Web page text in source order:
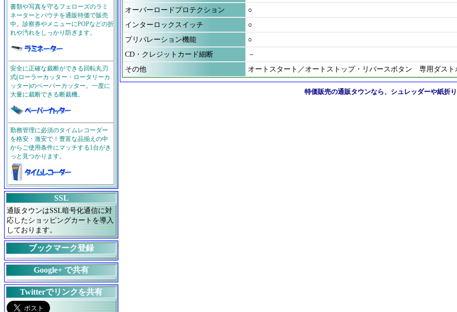
オーバーロードプロテクション
○
インターロックスイッチ
○
プリパレーション機能
○
CD・クレジットカード細断
－
その他
オートスタート／オートストップ・リバースボタン 専用ダスト
書類や写真を守るフェローズのラミ
ネーターとパウチを通販特価で販売
中。診察券やメニューにPOPなどの折
れや汚れをしっかり防ぎます。
安全に正確な裁断ができる回転丸刃
式(ローラーカッター・ロータリーカ
ッター)のペーパーカッター。一度に
大量に裁断できる断裁機。
勤務管理に必須のタイムレコーダー
を格安・激安で！豊富な品揃えの中
からご使用条件にマッチする1台がき
っと見つかります。
SSL
通販タウンはSSL暗号化通信に対
応したショッピングカートを導入
しております。
ブックマーク登録
Google+ で共有
Twitterでリンクを共有
特価販売の通販タウンなら、シュレッダーや紙折